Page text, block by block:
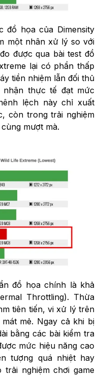
đồ họa của Dimensity
một nhân xử lý so với
được qua bài test đồ
lại có phần thấp
tiền nhiệm lẫn đối thủ
nhận thực tế đạt mức
lệch này chỉ xuất
còn trong trải nghiệm
mượt mà.
đồ họa chính là khả
Throttling). Thừa
tiên tiến, vi xử lý trên
mẻ. Ngay cả khi bị
bằng các bài kiểm tra
mức hiệu năng cao
tượng quá nhiệt hay
trải nghiệm chơi game